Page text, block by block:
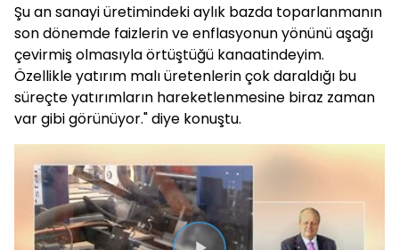
Şu an sanayi üretimindeki aylık bazda toparlanmanın
son dönemde faizlerin ve enflasyonun yönünü aşağı
çevirmiş olmasıyla örtüştüğü kanaatindeyim.
Özellikle yatırım malı üretenlerin çok daraldığı bu
süreçte yatırımların hareketlenmesine biraz zaman
var gibi görünüyor." diye konuştu.